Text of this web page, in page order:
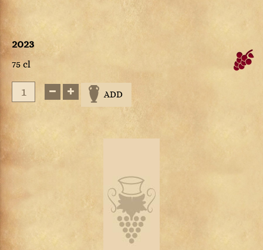
2023
75 cl
ADD